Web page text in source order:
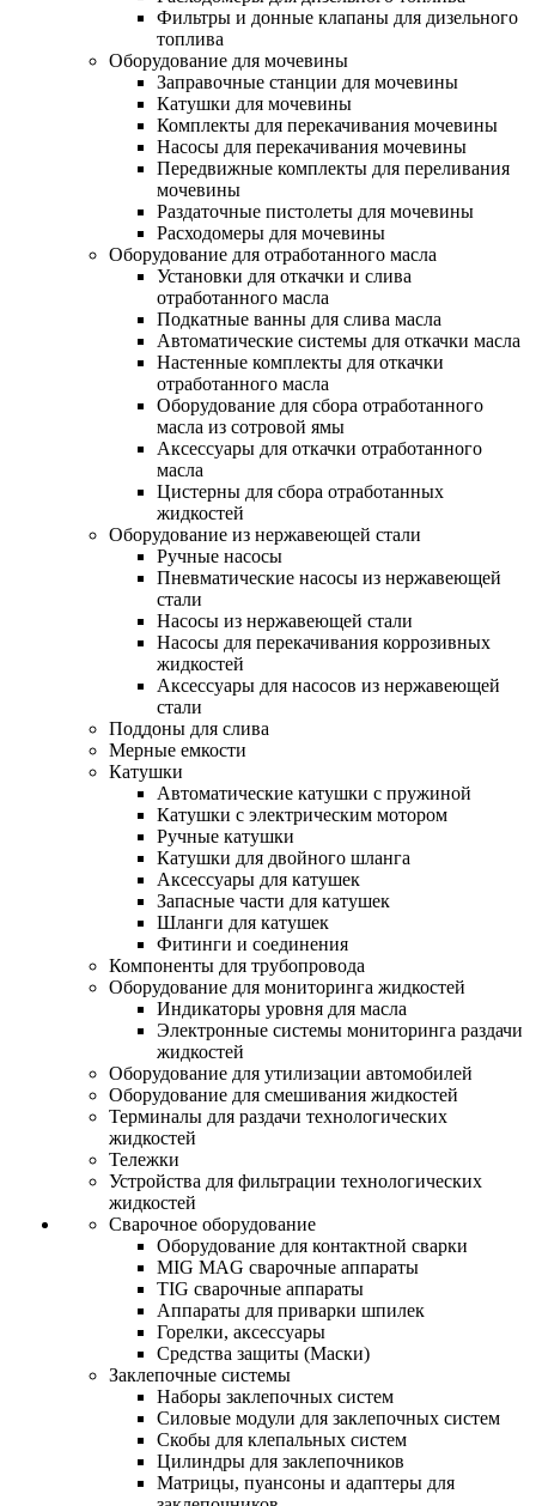
Фильтры и донные клапаны для дизельного
топлива
Оборудование для мочевины
Заправочные станции для мочевины
Катушки для мочевины
Комплекты для перекачивания мочевины
Насосы для перекачивания мочевины
Передвижные комплекты для переливания
мочевины
Раздаточные пистолеты для мочевины
Расходомеры для мочевины
Оборудование для отработанного масла
Установки для откачки и слива
отработанного масла
Подкатные ванны для слива масла
Автоматические системы для откачки масла
Настенные комплекты для откачки
отработанного масла
Оборудование для сбора отработанного
масла из сотровой ямы
Аксессуары для откачки отработанного
масла
Цистерны для сбора отработанных
жидкостей
Оборудование из нержавеющей стали
Ручные насосы
Пневматические насосы из нержавеющей
стали
Насосы из нержавеющей стали
Насосы для перекачивания коррозивных
жидкостей
Аксессуары для насосов из нержавеющей
стали
Поддоны для слива
Мерные емкости
Катушки
Автоматические катушки с пружиной
Катушки с электрическим мотором
Ручные катушки
Катушки для двойного шланга
Аксессуары для катушек
Запасные части для катушек
Шланги для катушек
Фитинги и соединения
Компоненты для трубопровода
Оборудование для мониторинга жидкостей
Индикаторы уровня для масла
Электронные системы мониторинга раздачи
жидкостей
Оборудование для утилизации автомобилей
Оборудование для смешивания жидкостей
Терминалы для раздачи технологических
жидкостей
Тележки
Устройства для фильтрации технологических
жидкостей
Сварочное оборудование
Оборудование для контактной сварки
MIG MAG сварочные аппараты
TIG сварочные аппараты
Аппараты для приварки шпилек
Горелки, аксессуары
Средства защиты (Маски)
Заклепочные системы
Наборы заклепочных систем
Силовые модули для заклепочных систем
Скобы для клепальных систем
Цилиндры для заклепочников
Матрицы, пуансоны и адаптеры для